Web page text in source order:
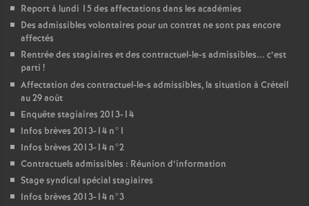
Report à lundi 15 des affectations dans les académies
Des admissibles volontaires pour un contrat ne sont pas encore
affectés
Rentrée des stagiaires et des contractuel-le-s admissibles... c’est
parti !
Affectation des contractuel-le-s admissibles, la situation à Créteil
au 29 août
Enquête stagiaires 2013-14
Infos brèves 2013-14 n°1
Infos brèves 2013-14 n°2
Contractuels admissibles : Réunion d’information
Stage syndical spécial stagiaires
Infos brèves 2013-14 n°3